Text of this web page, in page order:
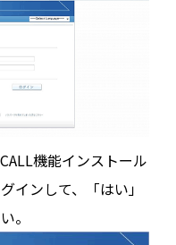
機能インストール
インして、「はい」
。